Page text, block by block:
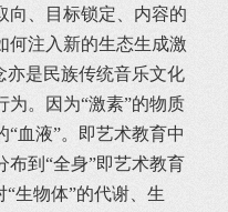
向、目标锁定、内容的
何注入新的生态生成激
亦是民族传统音乐文化
为。因为“激素”的物质
血液”。即艺术教育中
布到“全身”即艺术教育
“生物体”的代谢、生